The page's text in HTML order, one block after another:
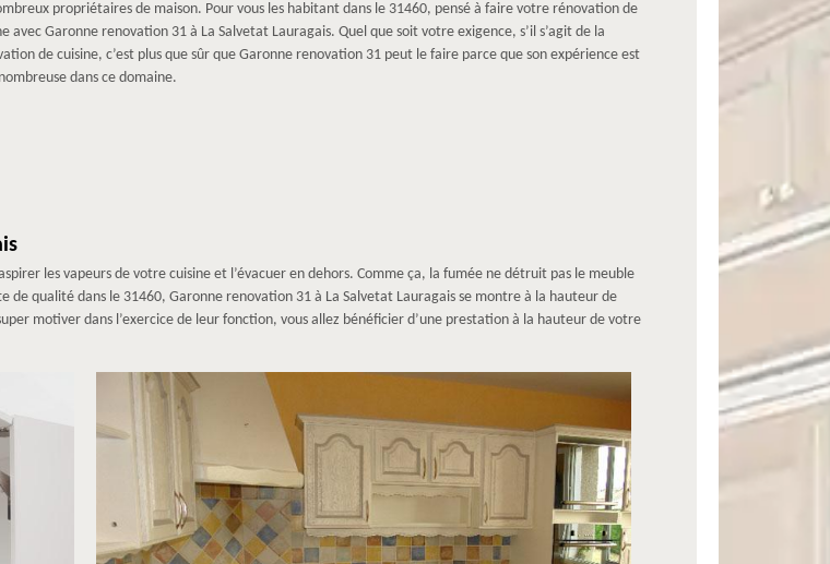
propriétaires de maison. Pour vous les habitant dans le 31460, pensé à faire votre rénovation de
avec Garonne renovation 31 à La Salvetat Lauragais. Quel que soit votre exigence, s’il s’agit de la
de cuisine, c’est plus que sûr que Garonne renovation 31 peut le faire parce que son expérience est
dans ce domaine.
les vapeurs de votre cuisine et l’évacuer en dehors. Comme ça, la fumée ne détruit pas le meuble
qualité dans le 31460, Garonne renovation 31 à La Salvetat Lauragais se montre à la hauteur de
motiver dans l’exercice de leur fonction, vous allez bénéficier d’une prestation à la hauteur de votre